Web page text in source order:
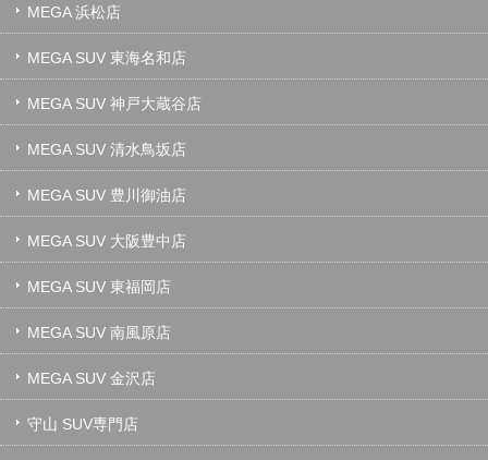
MEGA 浜松店
MEGA SUV 東海名和店
MEGA SUV 神戸大蔵谷店
MEGA SUV 清水鳥坂店
MEGA SUV 豊川御油店
MEGA SUV 大阪豊中店
MEGA SUV 東福岡店
MEGA SUV 南風原店
MEGA SUV 金沢店
守山 SUV専門店